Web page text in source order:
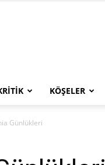
KÖŞELER
Günlükleri